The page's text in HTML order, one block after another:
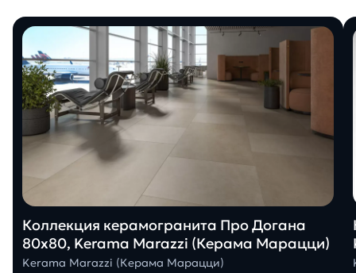
Коллекция керамогранита Про Догана
80х80, Kerama Marazzi (Керама Марацци)
Kerama Marazzi (Керама Марацци)